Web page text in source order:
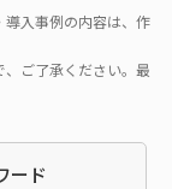
入事例の内容は、作
ご了承ください。最
ード